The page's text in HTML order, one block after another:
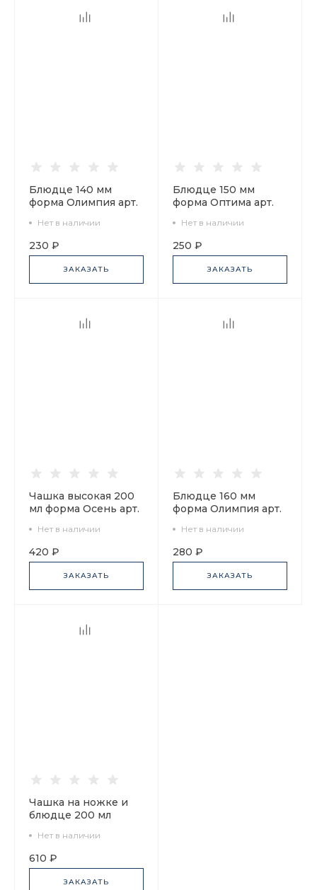
Блюдце 140 мм
форма Олимпия арт.
Нет в наличии
230 ₽
ЗАКАЗАТЬ
Блюдце 150 мм
форма Оптима арт.
Нет в наличии
250 ₽
ЗАКАЗАТЬ
Чашка высокая 200
мл форма Осень арт.
Нет в наличии
420 ₽
ЗАКАЗАТЬ
Блюдце 160 мм
форма Олимпия арт.
Нет в наличии
280 ₽
ЗАКАЗАТЬ
Чашка на ножке и
блюдце 200 мл
92.93162.01.1
Нет в наличии
610 ₽
ЗАКАЗАТЬ